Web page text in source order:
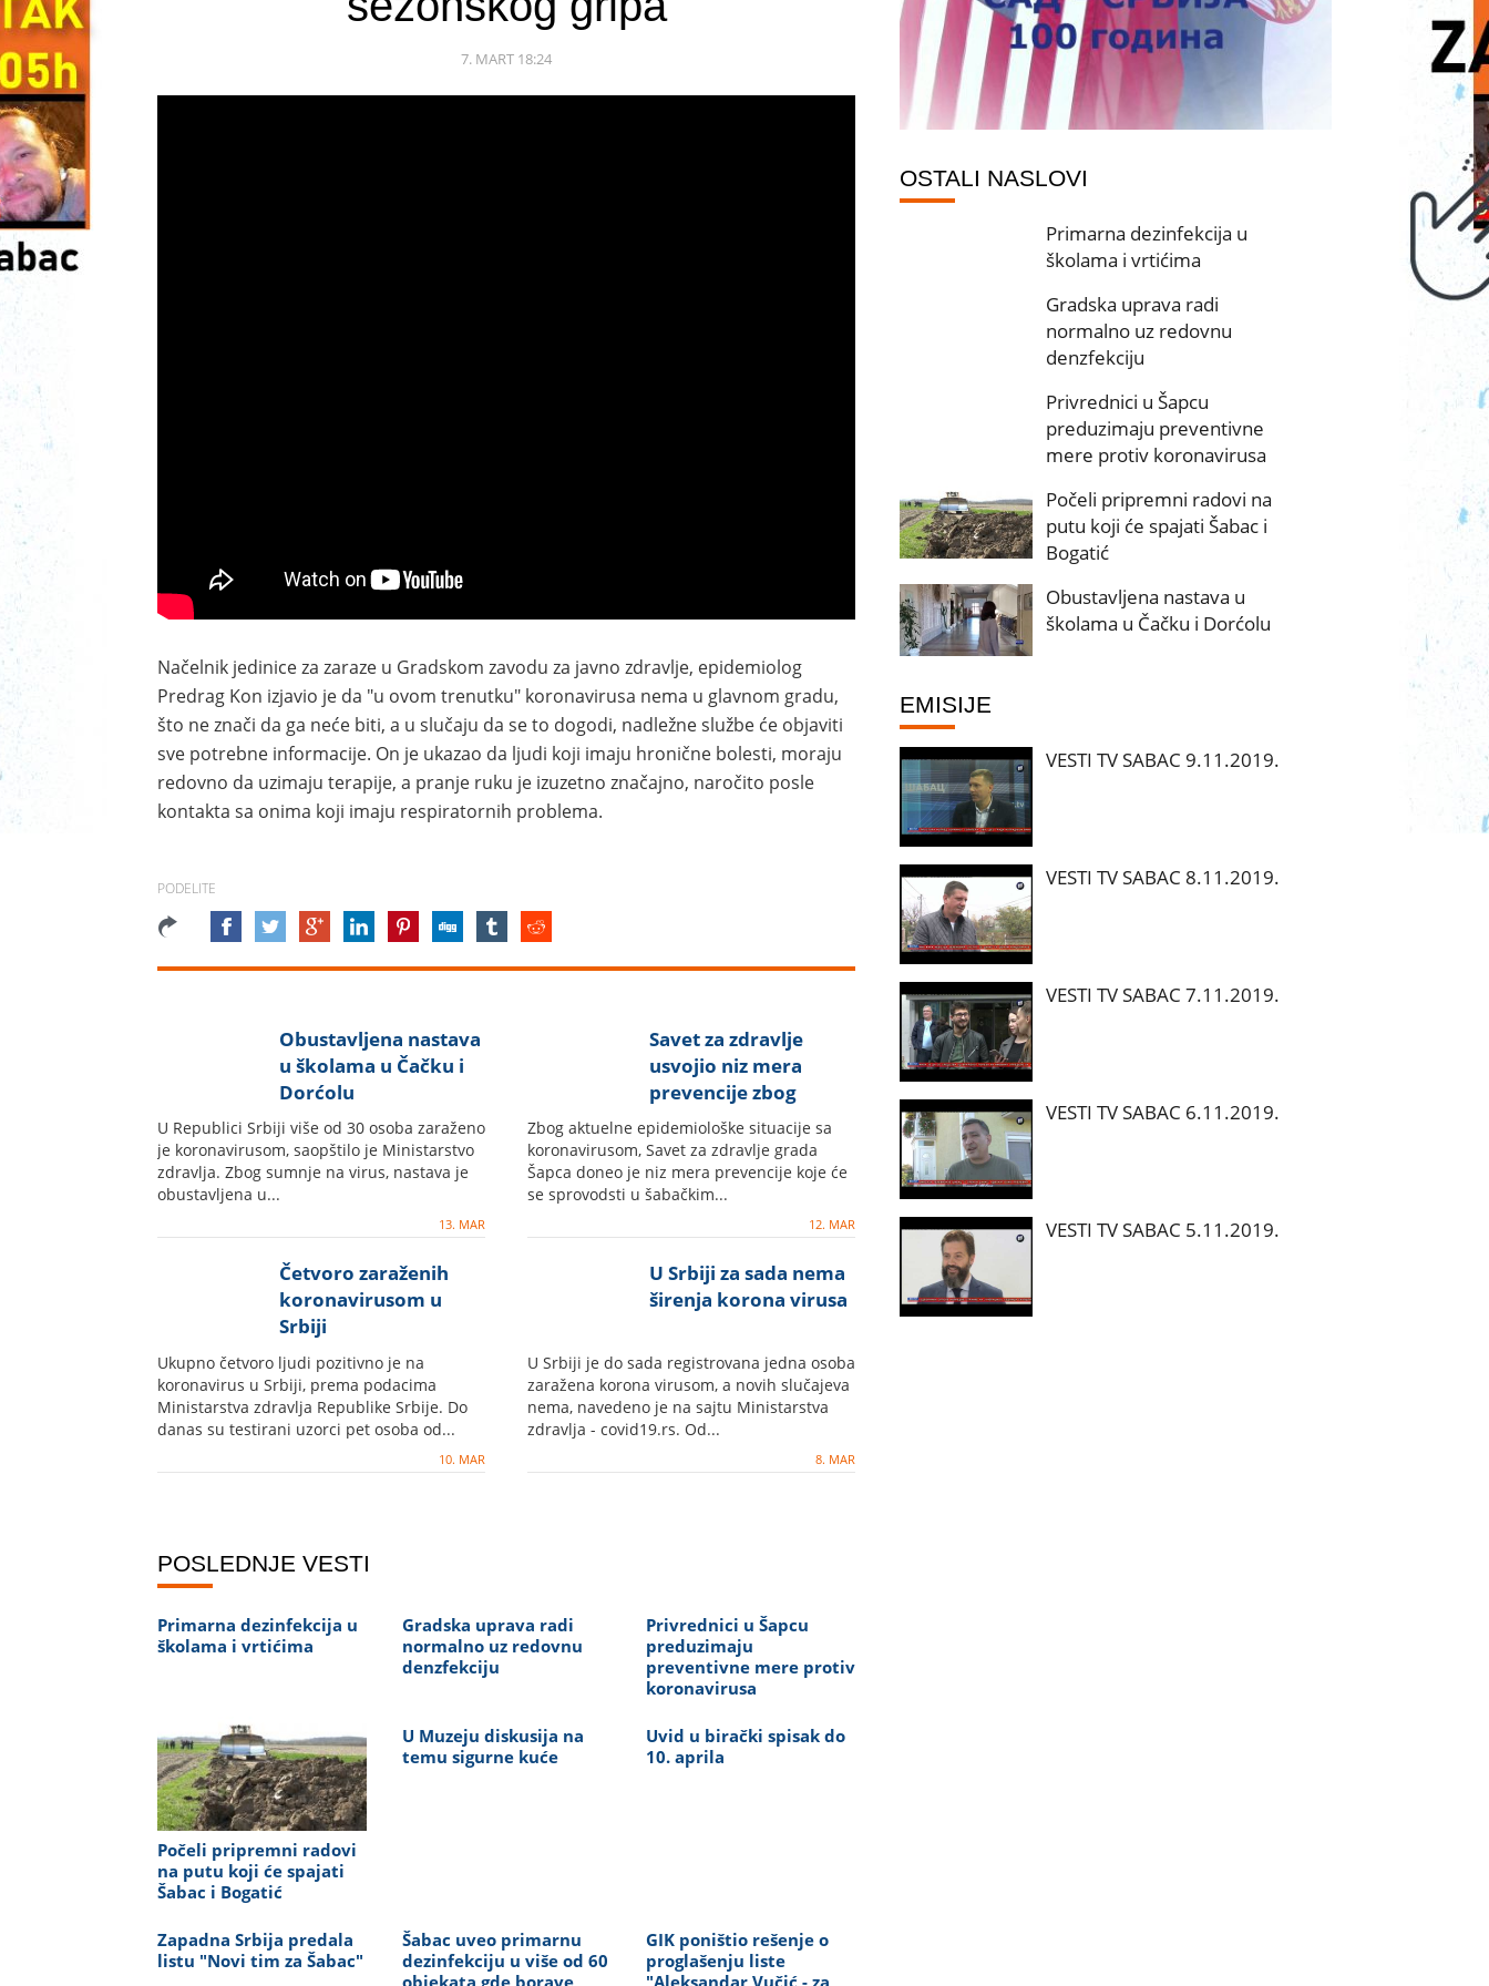
7. MART 18:24
Načelnik jedinice za zaraze u Gradskom zavodu za javno zdravlje, epidemiolog
Predrag Kon izjavio je da "u ovom trenutku" koronavirusa nema u glavnom gradu,
što ne znači da ga neće biti, a u slučaju da se to dogodi, nadležne službe će objaviti
sve potrebne informacije. On je ukazao da ljudi koji imaju hronične bolesti, moraju
redovno da uzimaju terapije, a pranje ruku je izuzetno značajno, naročito posle
kontakta sa onima koji imaju respiratornih problema.
PODELITE
Obustavljena nastava
u školama u Čačku i
Dorćolu
U Republici Srbiji više od 30 osoba zaraženo
je koronavirusom, saopštilo je Ministarstvo
zdravlja. Zbog sumnje na virus, nastava je
obustavljena u...
13. MAR
Savet za zdravlje
usvojio niz mera
prevencije zbog
koronavirusa
Zbog aktuelne epidemiološke situacije sa
koronavirusom, Savet za zdravlje grada
Šapca doneo je niz mera prevencije koje će
se sprovodsti u šabačkim...
12. MAR
Četvoro zaraženih
koronavirusom u
Srbiji
Ukupno četvoro ljudi pozitivno je na
koronavirus u Srbiji, prema podacima
Ministarstva zdravlja Republike Srbije. Do
danas su testirani uzorci pet osoba od...
10. MAR
U Srbiji za sada nema
širenja korona virusa
U Srbiji je do sada registrovana jedna osoba
zaražena korona virusom, a novih slučajeva
nema, navedeno je na sajtu Ministarstva
zdravlja - covid19.rs. Od...
8. MAR
POSLEDNJE VESTI
Primarna dezinfekcija u
školama i vrtićima
Gradska uprava radi
normalno uz redovnu
denzfekciju
Privrednici u Šapcu
preduzimaju
preventivne mere protiv
koronavirusa
Počeli pripremni radovi
na putu koji će spajati
Šabac i Bogatić
U Muzeju diskusija na
temu sigurne kuće
Uvid u birački spisak do
10. aprila
Zapadna Srbija predala
listu "Novi tim za Šabac"
Šabac uveo primarnu
dezinfekciju u više od 60
objekata gde borave
GIK poništio rešenje o
proglašenju liste
"Aleksandar Vučić - za
OSTALI NASLOVI
Primarna dezinfekcija u
školama i vrtićima
Gradska uprava radi
normalno uz redovnu
denzfekciju
Privrednici u Šapcu
preduzimaju preventivne
mere protiv koronavirusa
Počeli pripremni radovi na
putu koji će spajati Šabac i
Bogatić
Obustavljena nastava u
školama u Čačku i Dorćolu
EMISIJE
VESTI TV SABAC 9.11.2019.
VESTI TV SABAC 8.11.2019.
VESTI TV SABAC 7.11.2019.
VESTI TV SABAC 6.11.2019.
VESTI TV SABAC 5.11.2019.